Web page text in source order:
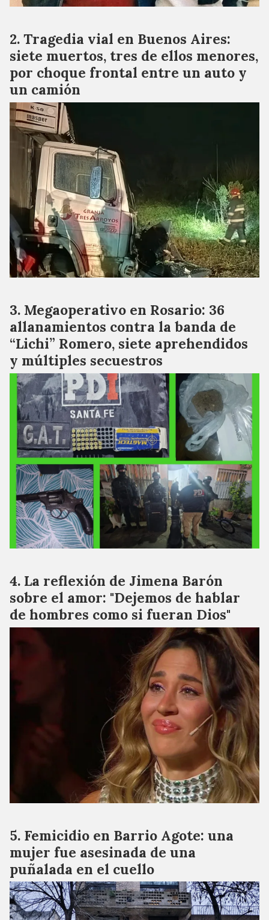
Tragedia vial en Buenos Aires:
siete muertos, tres de ellos menores,
por choque frontal entre un auto y
un camión
Megaoperativo en Rosario: 36
allanamientos contra la banda de
“Lichi” Romero, siete aprehendidos
y múltiples secuestros
La reflexión de Jimena Barón
sobre el amor: "Dejemos de hablar
de hombres como si fueran Dios"
Femicidio en Barrio Agote: una
mujer fue asesinada de una
puñalada en el cuello